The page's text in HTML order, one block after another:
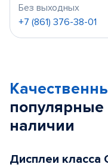
Без выходных
+7 (861) 376-38-01
популярные
наличии
Дисплеи класса